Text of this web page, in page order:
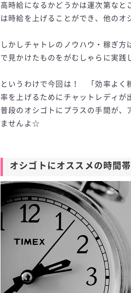
高時給になるかどうかは運次第なと
は時給を上げることができ、他のオ
しかしチャトレのノウハウ・稼ぎ
で見かけたものをがむしゃらに実践
というわけで今回は！ 「効率よく
率を上げるためにチャットレディが
普段のオシゴトにプラスの手間が、
ませんよ☆
オシゴトにオススメの時間帯